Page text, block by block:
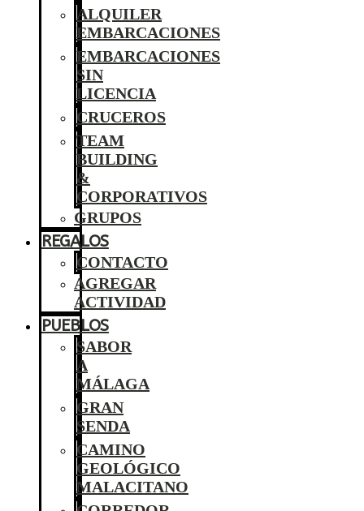
ALQUILER
EMBARCACIONES
EMBARCACIONES
SIN
LICENCIA
CRUCEROS
TEAM
BUILDING
&
CORPORATIVOS
GRUPOS
REGALOS
CONTACTO
AGREGAR
ACTIVIDAD
PUEBLOS
SABOR
A
MÁLAGA
GRAN
SENDA
CAMINO
GEOLÓGICO
MALACITANO